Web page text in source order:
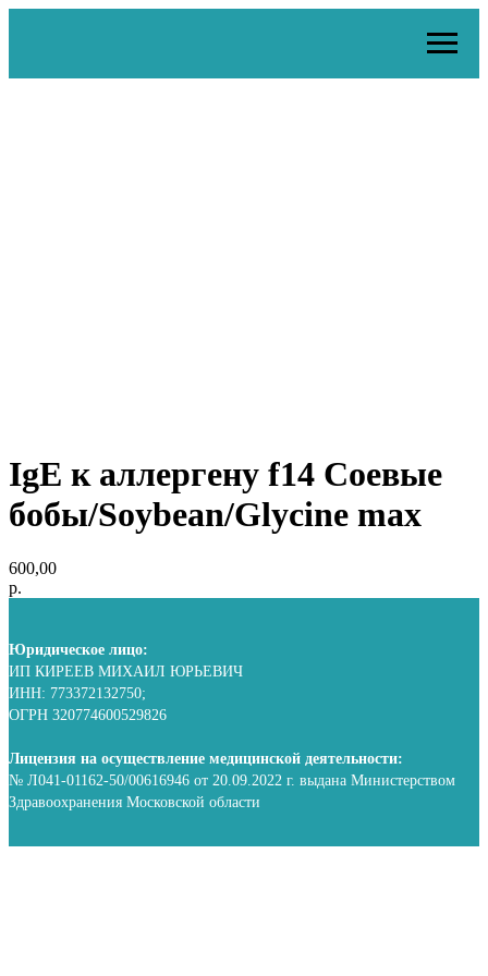
IgE к аллергену f14 Соевые
бобы/Soybean/Glycine max
600,00
р.
Юридическое лицо:
ИП КИРЕЕВ МИХАИЛ ЮРЬЕВИЧ
ИНН: 773372132750;
ОГРН 320774600529826
Лицензия на осуществление медицинской деятельности:
№ Л041-01162-50/00616946 от 20.09.2022 г. выдана Министерством
Здравоохранения Московской области